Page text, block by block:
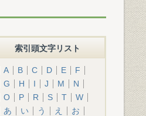
索引頭文字リスト
A B C D E
F
G
H I J M
N
O
P R S T
W
あ
い う え
お